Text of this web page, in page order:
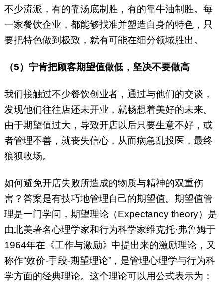
不少流派，有的靠汤底制胜，有的靠牛油制胜。每
一家餐饮企业，都能够找准并塑造自身的特色，只
要把特色做到极致，就有可能在细分领域胜出。
（5）宁肯把顾客期望值做低，坚决不要做高
我们接触过不少餐饮创业者，通过与他们的交谈，
发现他们往往店还未开业，就畅想着美好的未来。
由于期望值过大，导致开店以后只要生意不好，或
者管理不善，就丧失信心，从而病急乱投医，最终
狼狈收场。
如何避免开店失败所造成的物质与精神的双重伤
害？答案是有技巧地管理自己的期望值。期望值管
理是一门学问，期望理论（Expectancy theory）是
由北美著名心理学家和行为科学家维克托·弗鲁姆于
1964年在《工作与激励》中提出来的激励理论，又
称作“效价-手段-期望理论”，是管理心理学与行为科
学方面的经典理论。这个理论可以用公式表示为：